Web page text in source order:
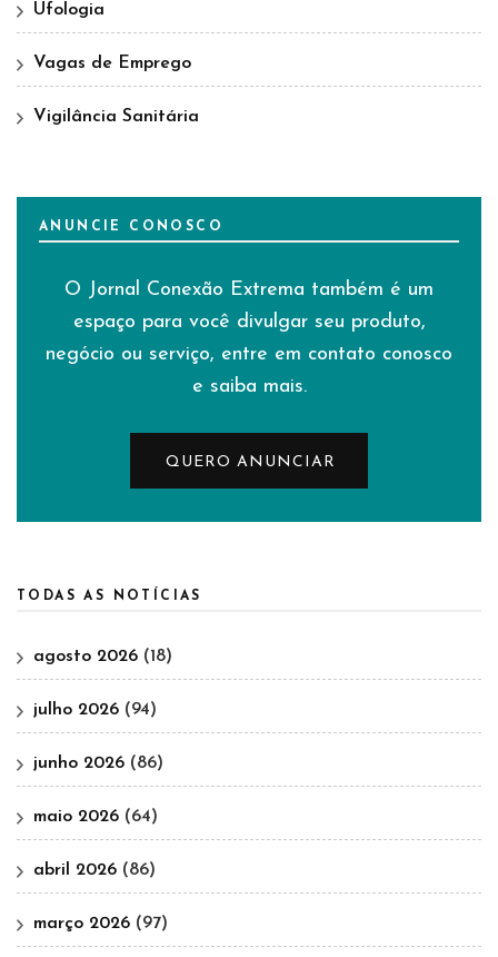
Ufologia
Vagas de Emprego
Vigilância Sanitária
ANUNCIE CONOSCO
O Jornal Conexão Extrema também é um
espaço para você divulgar seu produto,
negócio ou serviço, entre em contato conosco
e saiba mais.
QUERO ANUNCIAR
TODAS AS NOTÍCIAS
agosto 2026 (18)
julho 2026 (94)
junho 2026 (86)
maio 2026 (64)
abril 2026 (86)
março 2026 (97)